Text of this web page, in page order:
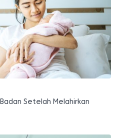
Setelah Melahirkan